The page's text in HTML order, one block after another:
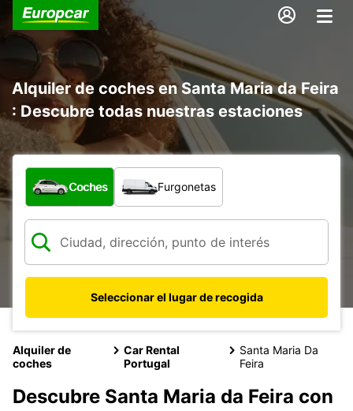
Alquiler de coches en Santa Maria da Feira
: Descubre todas nuestras estaciones
¿Qué tipo de vehículo?
Coches Furgonetas
Seleccionar el lugar de recogida
Alquiler de
coches
Car Rental
Portugal
Santa Maria Da
Feira
Descubre Santa Maria da Feira con